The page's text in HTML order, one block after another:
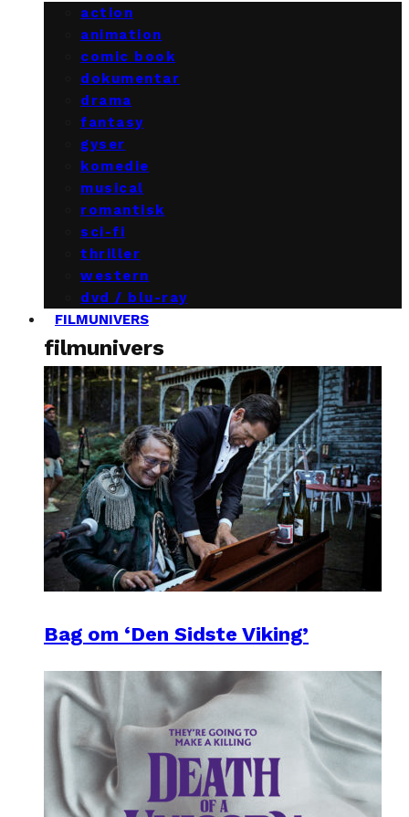
action
animation
comic book
dokumentar
drama
fantasy
gyser
komedie
musical
romantisk
sci-fi
thriller
western
dvd / blu-ray
FILMUNIVERS
filmunivers
Bag om ‘Den Sidste Viking’